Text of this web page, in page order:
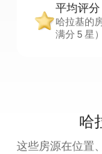
平均评分
哈拉基的
满分 5 星
哈
这些房源在位置